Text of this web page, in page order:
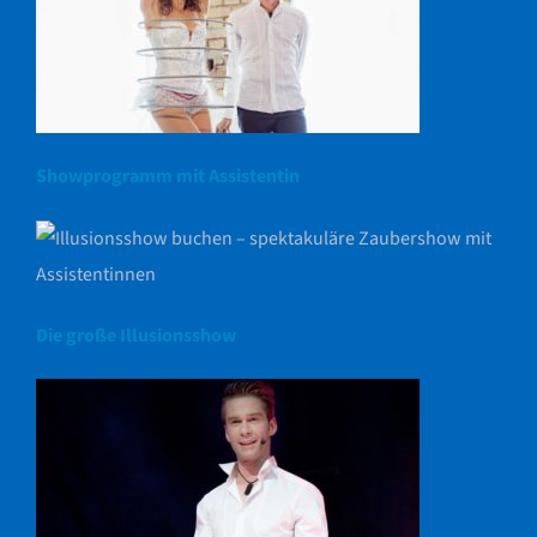
Showprogramm mit Assistentin
Die große Illusionsshow